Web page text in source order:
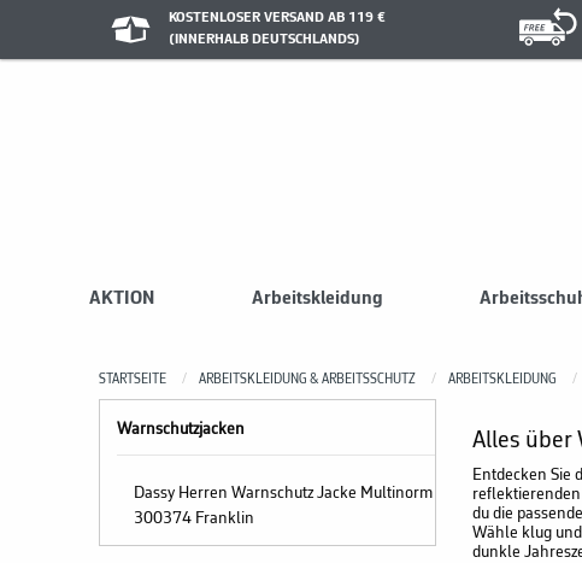
KOSTENLOSER VERSAND AB 119 €
(INNERHALB DEUTSCHLANDS)
AKTION Arbeitskleidung
STARTSEITE ARBEITSKLEIDUNG & ARBEITSSCHUTZ ARBEITSKLEIDUNG
Warnschutzjacken
Dassy Herren Warnschutz Jacke Multinorm
300374 Franklin
Alles über
Entdecken Sie
reflektierenden
du die
Wähle klug
dunkle